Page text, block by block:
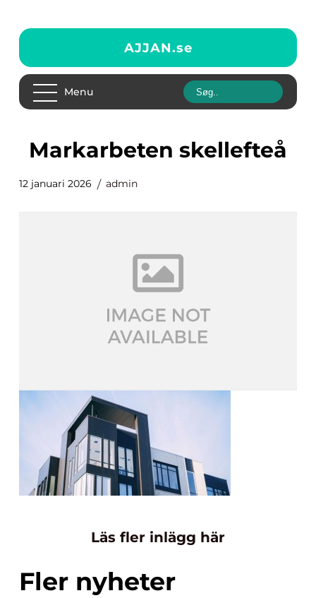
AJJAN.se
Menu
markarbeten skellefteå
12 januari 2026 admin
Läs fler inlägg här
Fler nyheter